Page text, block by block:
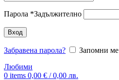
Парола *Задължително
Вход
Забравена парола?
Запомни ме
Любими
0 items 0,00 € / 0,00 лв.